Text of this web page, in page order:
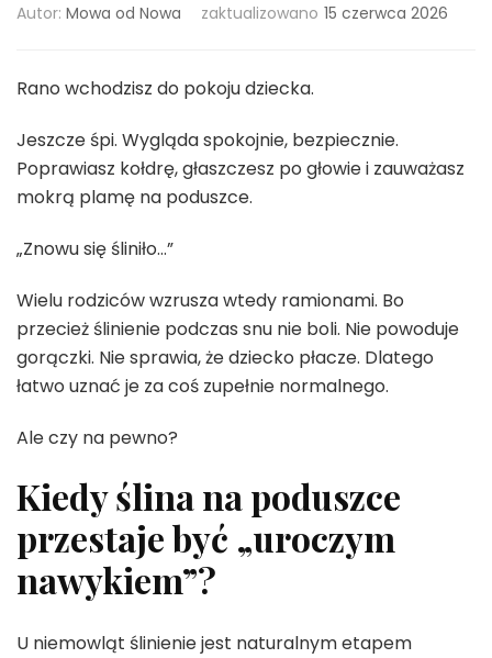
Autor: Mowa od Nowa zaktualizowano 15 czerwca 2026
Rano wchodzisz do pokoju dziecka.
Jeszcze śpi. Wygląda spokojnie, bezpiecznie.
Poprawiasz kołdrę, głaszczesz po głowie i zauważasz
mokrą plamę na poduszce.
„Znowu się śliniło…”
Wielu rodziców wzrusza wtedy ramionami. Bo
przecież ślinienie podczas snu nie boli. Nie powoduje
gorączki. Nie sprawia, że dziecko płacze. Dlatego
łatwo uznać je za coś zupełnie normalnego.
Ale czy na pewno?
Kiedy ślina na poduszce
przestaje być „uroczym
nawykiem”?
U niemowląt ślinienie jest naturalnym etapem